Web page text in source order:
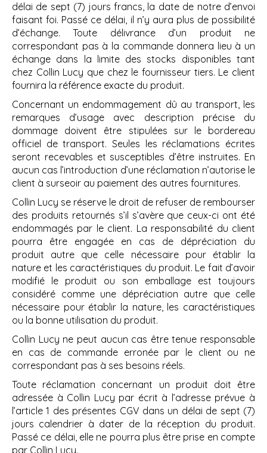
délai de sept (7) jours francs, la date de notre d’envoi
faisant foi. Passé ce délai, il n’y aura plus de possibilité
d’échange. Toute délivrance d’un produit ne
correspondant pas à la commande donnera lieu à un
échange dans la limite des stocks disponibles tant
chez Collin Lucy que chez le fournisseur tiers. Le client
fournira la référence exacte du produit.
Concernant un endommagement dû au transport, les
remarques d’usage avec description précise du
dommage doivent être stipulées sur le bordereau
officiel de transport. Seules les réclamations écrites
seront recevables et susceptibles d’être instruites. En
aucun cas l’introduction d’une réclamation n’autorise le
client à surseoir au paiement des autres fournitures.
Collin Lucy se réserve le droit de refuser de rembourser
des produits retournés s’il s’avère que ceux-ci ont été
endommagés par le client. La responsabilité du client
pourra être engagée en cas de dépréciation du
produit autre que celle nécessaire pour établir la
nature et les caractéristiques du produit. Le fait d’avoir
modifié le produit ou son emballage est toujours
considéré comme une dépréciation autre que celle
nécessaire pour établir la nature, les caractéristiques
ou la bonne utilisation du produit.
Collin Lucy ne peut aucun cas être tenue responsable
en cas de commande erronée par le client ou ne
correspondant pas à ses besoins réels.
Toute réclamation concernant un produit doit être
adressée à Collin Lucy par écrit à l’adresse prévue à
l’article 1 des présentes CGV dans un délai de sept (7)
jours calendrier à dater de la réception du produit.
Passé ce délai, elle ne pourra plus être prise en compte
par Collin Lucy.